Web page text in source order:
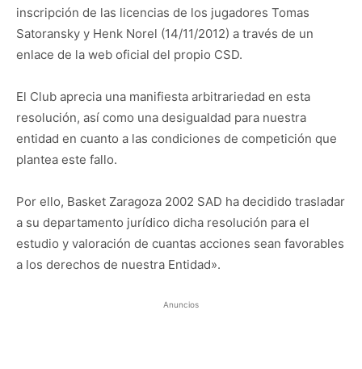
inscripción de las licencias de los jugadores Tomas
Satoransky y Henk Norel (14/11/2012) a través de un
enlace de la web oficial del propio CSD.
El Club aprecia una manifiesta arbitrariedad en esta
resolución, así como una desigualdad para nuestra
entidad en cuanto a las condiciones de competición que
plantea este fallo.
Por ello, Basket Zaragoza 2002 SAD ha decidido trasladar
a su departamento jurídico dicha resolución para el
estudio y valoración de cuantas acciones sean favorables
a los derechos de nuestra Entidad».
Anuncios